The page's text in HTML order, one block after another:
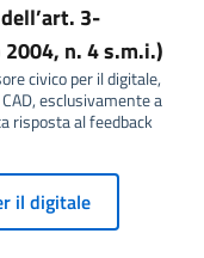
3-
n. 4 s.m.i.)
civico per il digitale,
esclusivamente a
risposta al feedback
il digitale